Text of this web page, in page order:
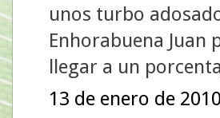
unos turbo
Enhorabuena
llegar a un
13 de enero de